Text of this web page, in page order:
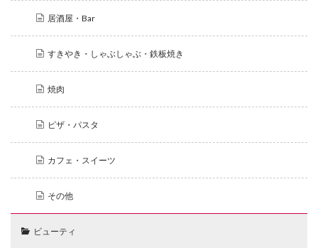
居酒屋・Bar
すきやき・しゃぶしゃぶ・鉄板焼き
焼肉
ピザ・パスタ
カフェ・スイーツ
その他
ビューティ